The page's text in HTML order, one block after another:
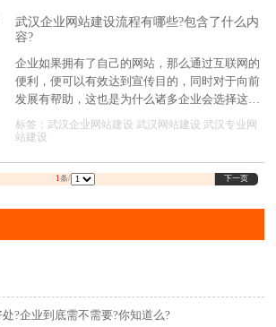
武汉企业网站建设流程有哪些?包含了什么内
容?
企业如果拥有了自己的网站，那么通过互联网的
便利，便可以有效达到宣传目的，同时对于向前
发展有帮助，这也是为什么诸多企业会选择这样
做的理由。关于武汉企业网站建设的流程，是很
多人想要了解的问题。
标签： 武汉企业网站建设 武汉网站建设 武汉专业网
站建设
1条/ 下一页
?企业到底需不需要?你知道么?